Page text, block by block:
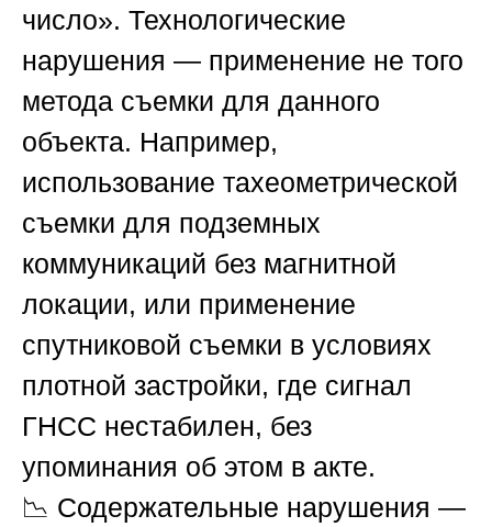
число». Технологические
нарушения — применение не того
метода съемки для данного
объекта. Например,
использование тахеометрической
съемки для подземных
коммуникаций без магнитной
локации, или применение
спутниковой съемки в условиях
плотной застройки, где сигнал
ГНСС нестабилен, без
упоминания об этом в акте.
📉 Содержательные нарушения —